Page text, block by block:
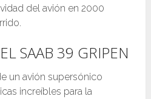
del avión en 2000
SAAB 39 GRIPEN
un avión supersónico
increíbles para la